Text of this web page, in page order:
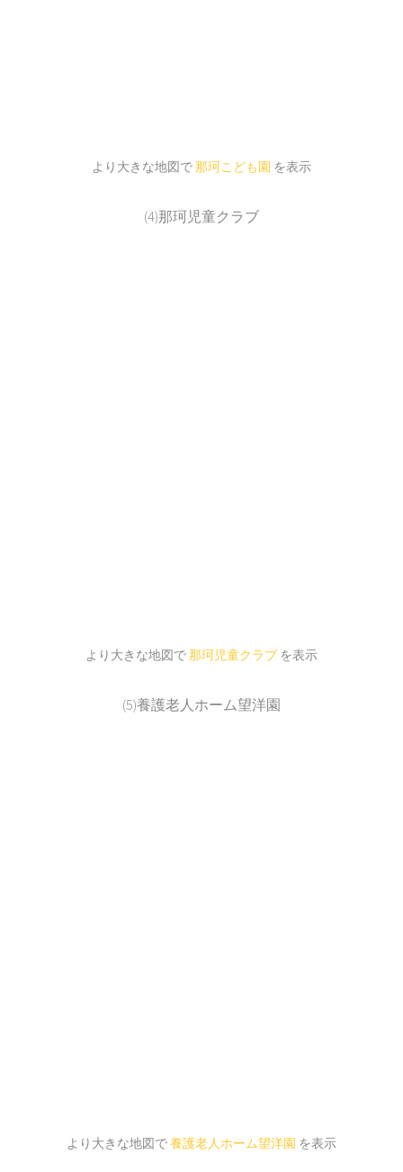
より大きな地図で那珂こども園 を表示
(4)那珂児童クラブ
より大きな地図で那珂児童クラブ を表示
(5)養護老人ホーム望洋園
より大きな地図で養護老人ホーム望洋園 を表示